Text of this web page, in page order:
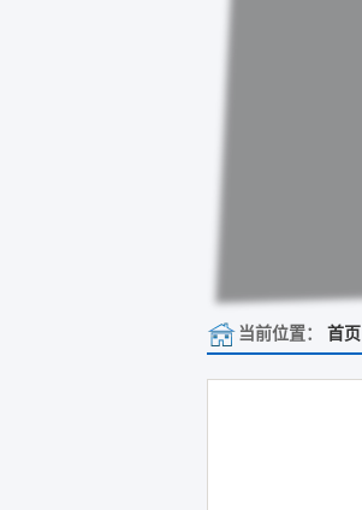
当前位置： 首页